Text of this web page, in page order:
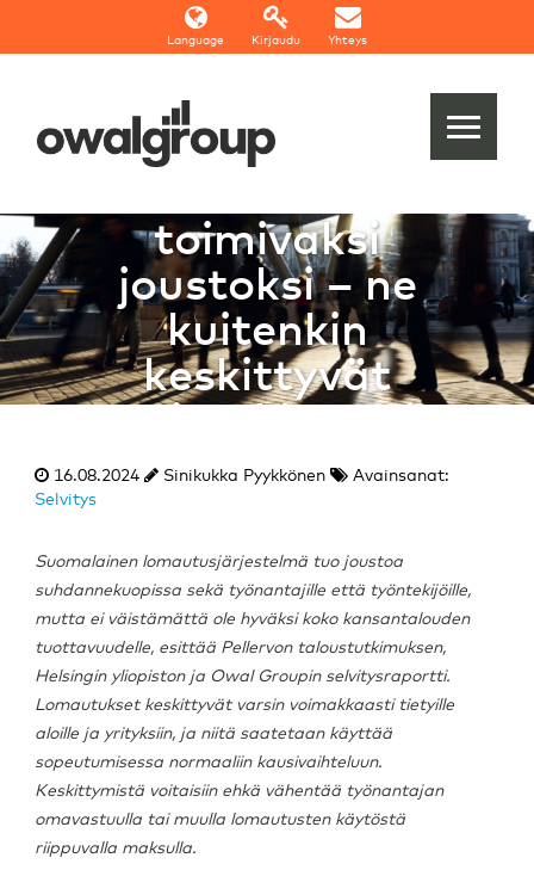
Language Kirjaudu Yhteys
Selvitys:
Lomautukset
toimivaksi
joustoksi – ne
kuitenkin
keskittyvät
tietyille aloille ja
16.08.2024 Sinikukka Pyykkönen
Avainsanat:
Selvitys
Suomalainen lomautusjärjestelmä tuo joustoa
suhdannekuopissa sekä työnantajille että työntekijöille,
mutta ei väistämättä ole hyväksi koko kansantalouden
tuottavuudelle, esittää Pellervon taloustutkimuksen,
Helsingin yliopiston ja Owal Groupin selvitysraportti.
Lomautukset keskittyvät varsin voimakkaasti tietyille
aloille ja yrityksiin, ja niitä saatetaan käyttää
sopeutumisessa normaaliin kausivaihteluun.
Keskittymistä voitaisiin ehkä vähentää työnantajan
omavastuulla tai muulla lomautusten käytöstä
riippuvalla maksulla.